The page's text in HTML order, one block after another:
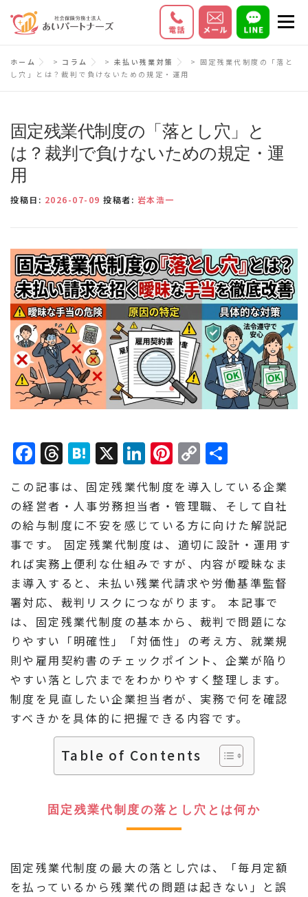
ン
ス
キ
ッ
プ
メニ
初めての方へ サービス内容 料金
ホーム > コラム > 未払い残業対策 > 固定残業代制度の「落と
し穴」とは？裁判で負けないための規定・運用
固定残業代制度の「落とし穴」と
は？裁判で負けないための規定・運
用
投稿日: 2026-07-09 投稿者: 岩本浩一
Facebook
Threads
Hatena
X LinkedIn
Pinterest
Copy
Link
有
この記事は、固定残業代制度を導入している企業
の経営者・人事労務担当者・管理職、そして自社
の給与制度に不安を感じている方に向けた解説記
事です。 固定残業代制度は、適切に設計・運用す
れば実務上便利な仕組みですが、内容が曖昧なま
ま導入すると、未払い残業代請求や労働基準監督
署対応、裁判リスクにつながります。 本記事で
は、固定残業代制度の基本から、裁判で問題にな
りやすい「明確性」「対価性」の考え方、就業規
則や雇用契約書のチェックポイント、企業が陥り
やすい落とし穴までをわかりやすく整理します。
制度を見直したい企業担当者が、実務で何を確認
すべきかを具体的に把握できる内容です。
Table of Contents
固定残業代制度の落とし穴とは何か
固定残業代制度の最大の落とし穴は、「毎月定額
を払っているから残業代の問題は起きない」と誤